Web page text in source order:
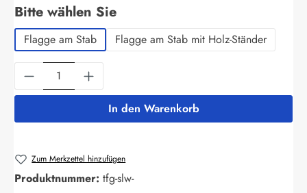
Bitte wählen Sieauswählen
Flagge am Stab Flagge am Stab mit Holz-Ständer
Produkt Anzahl: Gib den gewünschten
In den Warenkorb
Zum Merkzettel hinzufügen
Produktnummer: tfg-slw-